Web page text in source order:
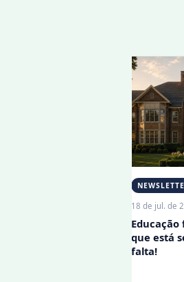
18 de jul. de
que está
falta!